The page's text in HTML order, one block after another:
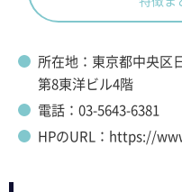
所在地：東京都中央区
第8東洋ビル4階
電話：03-5643-6381
HPのURL：https://